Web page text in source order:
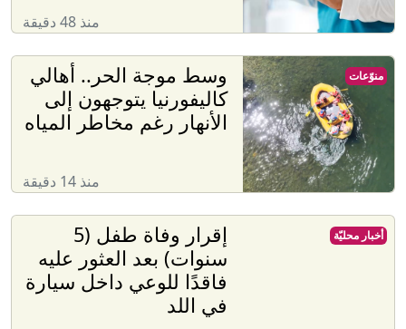
منذ 48 دقيقة
وسط موجة الحر.. أهالي
كاليفورنيا يتوجهون إلى
الأنهار رغم مخاطر المياه
منذ 14 دقيقة
منوّعات
إقرار وفاة طفل (5
سنوات) بعد العثور عليه
فاقدًا للوعي داخل سيارة
في اللد
أخبار محليّة